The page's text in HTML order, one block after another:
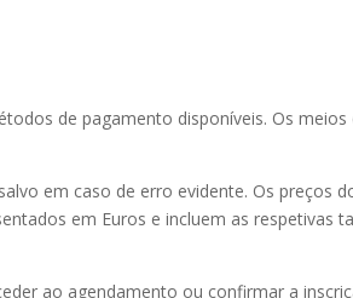
de pagamento disponíveis. Os
em caso de erro evidente. Os preços
em Euros e incluem as respetivas
ao agendamento ou confirmar a